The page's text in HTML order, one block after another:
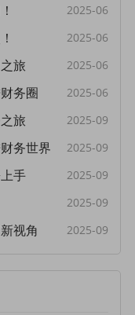
2025-06
2025-06
旅 2025-06
务圈 2025-06
旅 2025-09
务世界 2025-09
手 2025-09
2025-09
视角 2025-09